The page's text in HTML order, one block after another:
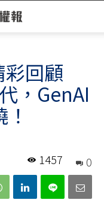
彩回顧
，GenAI
0
1457